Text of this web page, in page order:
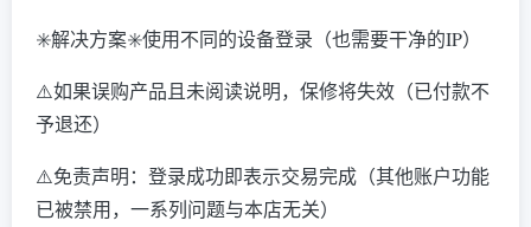
✳️解决方案✳️使用不同的设备登录（也需要干净的IP）
⚠️如果误购产品且未阅读说明，保修将失效（已付款不
予退还）
⚠️免责声明：登录成功即表示交易完成（其他账户功能
已被禁用，一系列问题与本店无关）